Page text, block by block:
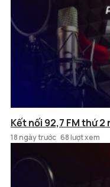
Kết nối 92,7 FM thứ
18 ngày trước 68 lượt xem